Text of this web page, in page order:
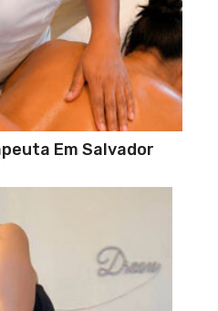
Em Salvador